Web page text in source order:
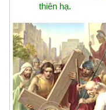
thiên hạ.